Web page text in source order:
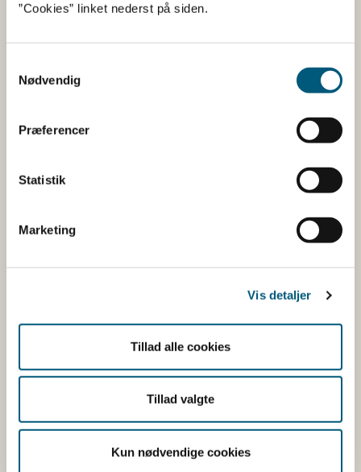
”Cookies” linket nederst på siden.
Nødvendig
Præferencer
Statistik
Marketing
Vis detaljer
Tillad alle cookies
Tillad valgte
Kun nødvendige cookies
fødevarekæden fra jord til bord med fokus på
fra cafeer, restauranter og supermarkeder.
Kontakt
Stationsparken 31-33
CVR: 62534516
Betaling af regning
Mandag: 9-12 og 13-15
Torsdag: 9-12 og 13-15